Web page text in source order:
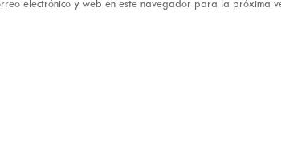
electrónico y web en este navegador para la próxima